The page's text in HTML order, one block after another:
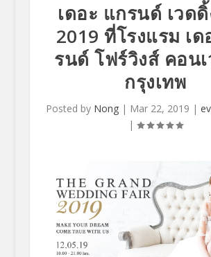
เดอะ แกรนด์ เวด
2019 ที่โรงแรม เ
รนด์ โฟร์วิงส์ คอน
กรุงเทพ
Posted by Nong| Mar 22, 2019 |
|